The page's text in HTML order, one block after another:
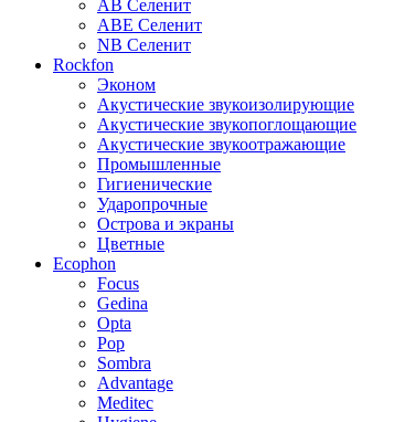
AB Селенит
ABE Селенит
NB Селенит
Rockfon
Эконом
Акустические звукоизолирующие
Акустические звукопоглощающие
Акустические звукоотражающие
Промышленные
Гигиенические
Ударопрочные
Острова и экраны
Цветные
Ecophon
Focus
Gedina
Opta
Pop
Sombra
Advantage
Meditec